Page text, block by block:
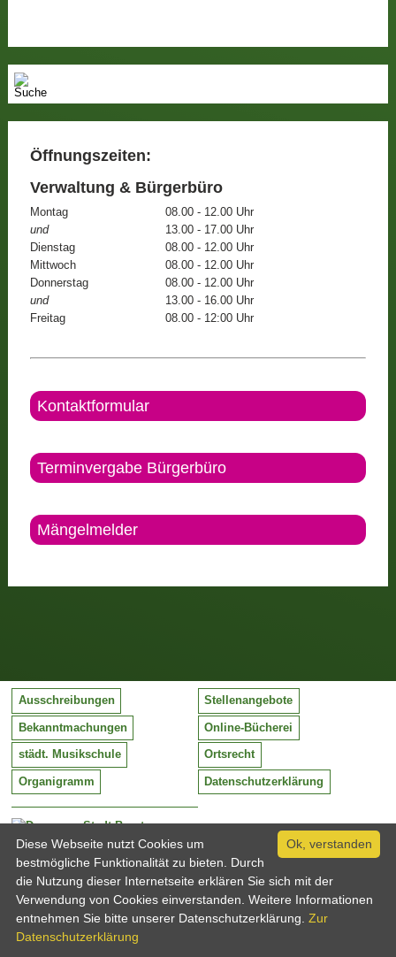
Öffnungszeiten:
Verwaltung & Bürgerbüro
Montag
08.00 - 12.00 Uhr
und
13.00 - 17.00 Uhr
Dienstag
08.00 - 12.00 Uhr
Mittwoch
08.00 - 12.00 Uhr
Donnerstag
08.00 - 12.00 Uhr
und
13.00 - 16.00 Uhr
Freitag
08.00 - 12:00 Uhr
Kontaktformular
Terminvergabe Bürgerbüro
Mängelmelder
Stadt Barntrup
Mittelstraße 38
32683 Barntrup
Tel:
Email:
05263 / 409-0
info@barntrup.de
Ausschreibungen Stellenangebote
Bekanntmachungen Online-Bücherei
städt. Musikschule Ortsrecht
Organigramm Datenschutzerklärung
Ok, verstanden
Diese Webseite nutzt Cookies um
bestmögliche Funktionalität zu bieten. Durch
die Nutzung dieser Internetseite erklären Sie sich mit der
Verwendung von Cookies einverstanden. Weitere Informationen
entnehmen Sie bitte unserer Datenschutzerklärung. Zur
Datenschutzerklärung